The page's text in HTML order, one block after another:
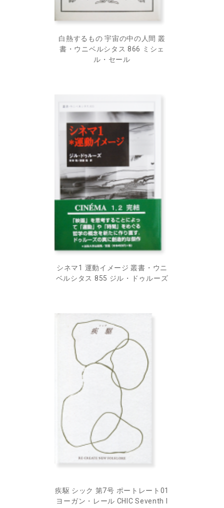
白熱するもの 宇宙の中の人間 叢
書・ウニベルシタス 866 ミシェ
ル・セール
シネマ1 運動イメージ 叢書・ウニ
ベルシタス 855 ジル・ドゥルーズ
疾駆 シック 第7号 ポートレート01
ヨーガン・レール CHIC Seventh I